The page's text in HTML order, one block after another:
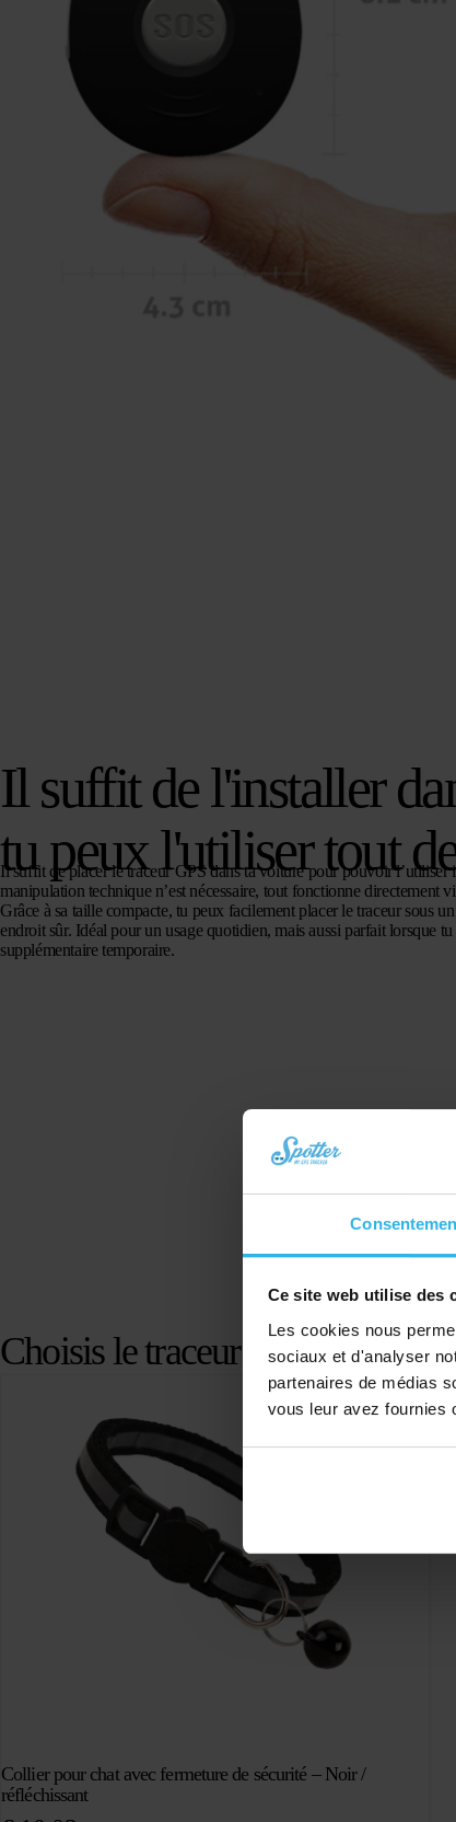
Ce site web utilise des
Les cookies nous
sociaux et d'analyser
partenaires de médias
vous leur avez fournies
Il suffit de l'installer
tu peux l'utiliser tout
Il suffit de placer le traceur GPS dans ta voiture pour pouvoir
manipulation technique n’est nécessaire, tout fonctionne directement
Grâce à sa taille compacte, tu peux facilement placer le traceur sous
endroit sûr. Idéal pour un usage quotidien, mais aussi parfait lorsque
supplémentaire temporaire.
Choisis le traceur GPS qui te
Collier pour chat avec fermeture de sécurité – Noir /
réfléchissant